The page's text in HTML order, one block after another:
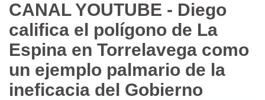
CANAL YOUTUBE - Diego
califica el polígono de La
Espina en Torrelavega como
un ejemplo palmario de la
ineficacia del Gobierno